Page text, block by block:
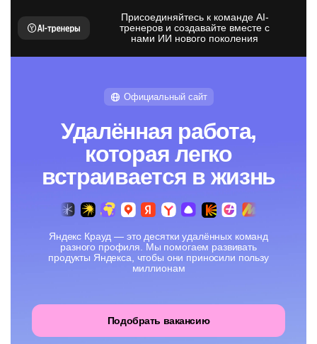
Присоединяйтесь к команде AI-
тренеров и создавайте вместе с
нами ИИ нового поколения
Официальный сайт
Удалённая работа,
которая легко
встраивается в жизнь
Яндекс Крауд — это десятки удалённых команд
разного профиля. Мы помогаем развивать
продукты Яндекса, чтобы они приносили пользу
миллионам
Подобрать вакансию